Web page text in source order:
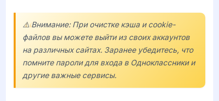
⚠️ Внимание: При очистке кэша и cookie-
файлов вы можете выйти из своих аккаунтов
на различных сайтах. Заранее убедитесь, что
помните пароли для входа в Одноклассникии
другие важные сервисы.